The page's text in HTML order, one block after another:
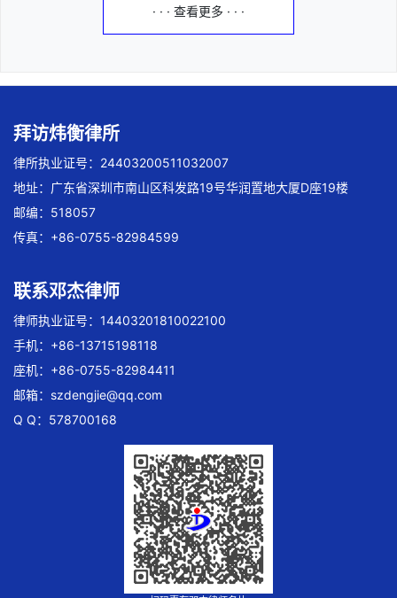
· · · 查看更多 · · ·
拜访炜衡律所
律所执业证号：24403200511032007
地址：广东省深圳市南山区科发路19号华润置地大厦D座19楼
邮编：518057
传真：+86-0755-82984599
联系邓杰律师
律师执业证号：14403201810022100
手机：+86-13715198118
座机：+86-0755-82984411
邮箱： szdengjie@qq.com
Q Q：578700168